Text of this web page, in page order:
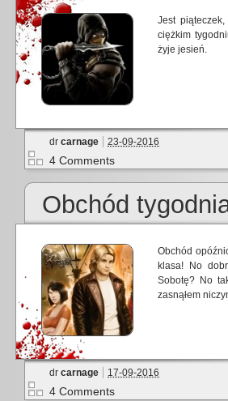
Jest
ciężkim
żyje jesień.
dr carnage 23-09-2016
4 Comments
Obchód
Obchód
klasa! No
Sobotę? No
zasnąłem
dr carnage 17-09-2016
4 Comments